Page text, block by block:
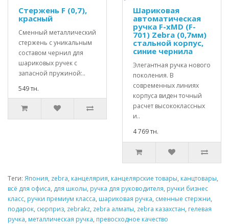
Стержень F (0,7),
красный
Сменный металлический
стержень с уникальным
составом чернил для
шариковых ручек с
запасной пружиной:..
549 тн.
Шариковая
автоматическая
ручка F-xMD (F-
701) Zebra (0,7мм)
стальной корпус,
синие чернила
Элегантная ручка нового
поколения. В
современных линиях
корпуса виден точный
расчет высококлассных
и..
4 769 тн.
Теги: Япония, zebra, канцелярия, канцелярские товары, канцтовары,
всё для офиса, для школы, ручка для руководителя, ручки бизнес
класс, ручки премиум класса, шариковая ручка, сменные стержни,
подарок, сюрприз, zebrakz, zebra алматы, zebra казахстан, гелевая
ручка, металлическая ручка, превосходное качество